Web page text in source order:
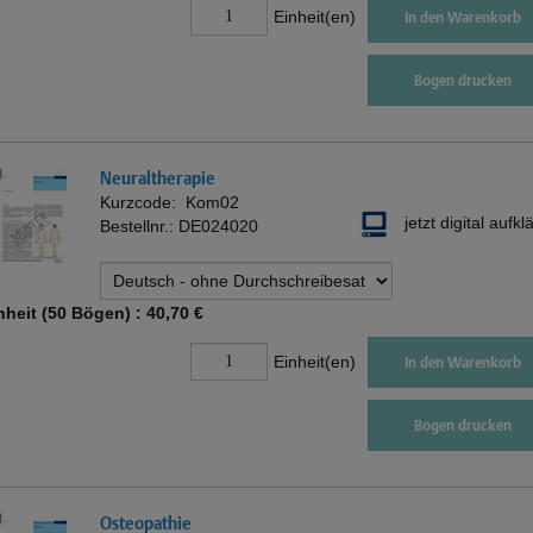
Einheit(en) In den Warenkorb
Bogen drucken
Neuraltherapie
Kurzcode: Kom02
Bestellnr.: DE024020 jetzt digital
(50 Bögen) : 40,70 €
Einheit(en) In den Warenkorb
Bogen drucken
Osteopathie